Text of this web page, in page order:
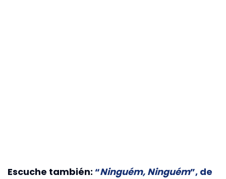
Escuche también: “Ninguém, Ninguém”, de